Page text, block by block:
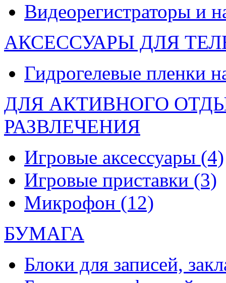
Видеорегистраторы и
АКСЕССУАРЫ ДЛЯ
Гидрогелевые пленки
ДЛЯ АКТИВНОГО
РАЗВЛЕЧЕНИЯ
Игровые аксессуары (4)
Игровые приставки (3)
Микрофон (12)
БУМАГА
Блоки для записей,